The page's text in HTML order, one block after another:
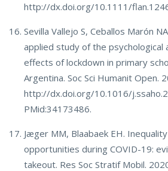
http://dx.doi.org/10.1111/
Sevilla Vallejo S, Ceballos Marón
applied study of the psychological
effects of lockdown in primary
Argentina. Soc Sci Humanit Open.
http://dx.doi.org/10.1016/
PMid:34173486.
Jæger MM, Blaabaek EH.
opportunities during COVID-19:
takeout. Res Soc Stratif Mobil.